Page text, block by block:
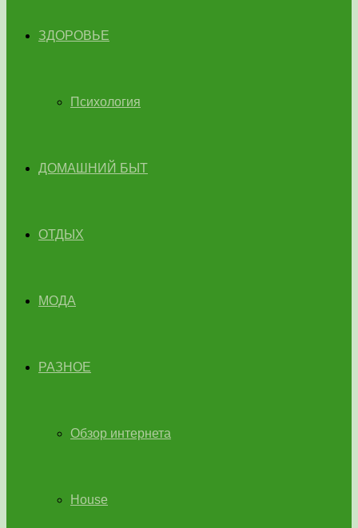
ЗДОРОВЬЕ
Психология
ДОМАШНИЙ БЫТ
ОТДЫХ
МОДА
РАЗНОЕ
Обзор интернета
House